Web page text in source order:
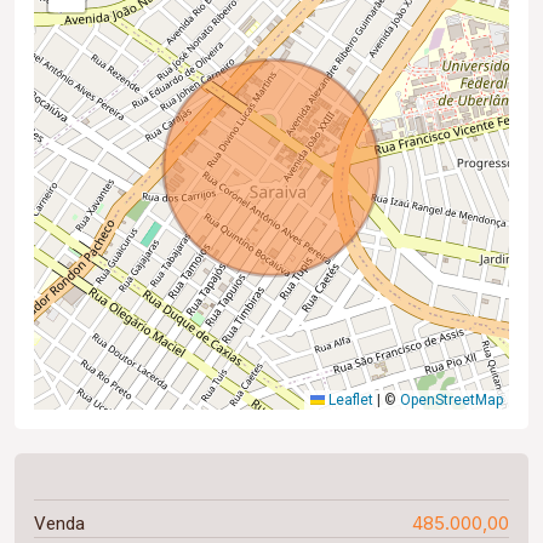
Leaflet | © OpenStreetMap
Venda 485.000,00